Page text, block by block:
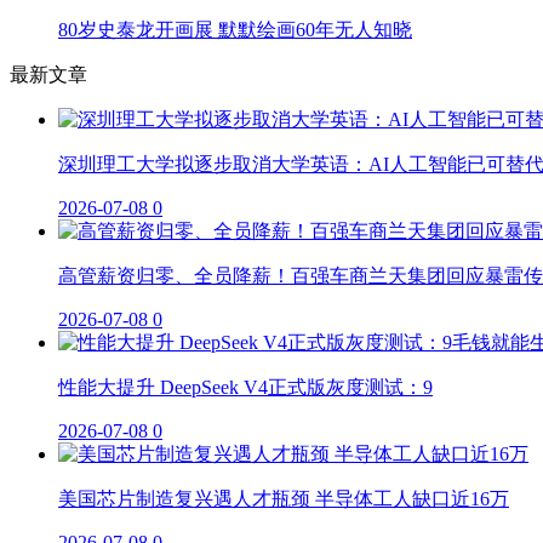
80岁史泰龙开画展 默默绘画60年无人知晓
最新文章
深圳理工大学拟逐步取消大学英语：AI人工智能已可替代
2026-07-08 0
高管薪资归零、全员降薪！百强车商兰天集团回应暴雷
2026-07-08 0
性能大提升 DeepSeek V4正式版灰度测试：9
2026-07-08 0
美国芯片制造复兴遇人才瓶颈 半导体工人缺口近16万